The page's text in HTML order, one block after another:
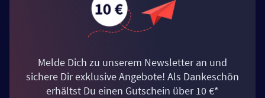
Melde Dich zu unserem Newsletter an und
sichere Dir exklusive Angebote! Als Dankeschön
erhältst Du einen Gutschein über 10 €*